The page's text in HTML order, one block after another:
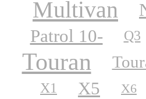
Multivan
Patrol 10- Q3
Touran
X1 X5 X6